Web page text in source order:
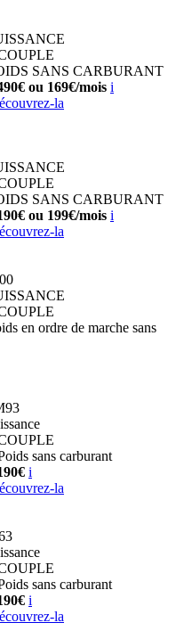
SANS CARBURANT
ou 169€/mois i
la
SANS CARBURANT
ou 199€/mois i
la
en ordre de marche sans
sans carburant
i
la
sans carburant
i
la